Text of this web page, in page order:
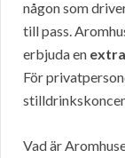
någon som
till pass.
erbjuda en
För
Vad är